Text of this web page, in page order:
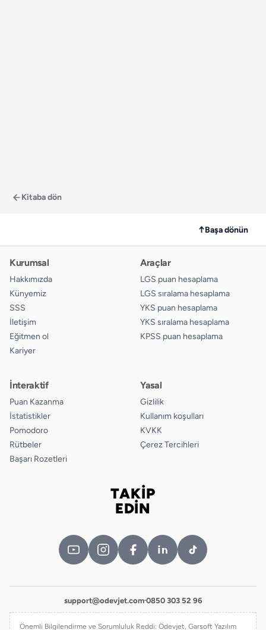
Kitaba dön
↑Başa dönün
Kurumsal
Hakkımızda
Künyemiz
SSS
İletişim
Eğitmen ol
Kariyer
Araçlar
LGS puan hesaplama
LGS sıralama hesaplama
YKS puan hesaplama
YKS sıralama hesaplama
KPSS puan hesaplama
İnteraktif
Puan Kazanma
İstatistikler
Pomodoro
Rütbeler
Başarı Rozetleri
Yasal
Gizlilik
Kullanım koşulları
KVKK
Çerez Tercihleri
TAKİP
EDİN
support@odevjet.com·0850 303 52 96
Önemli Bilgilendirme ve Sorumluluk Reddi: Ödevjet, Garsoft Yazılım